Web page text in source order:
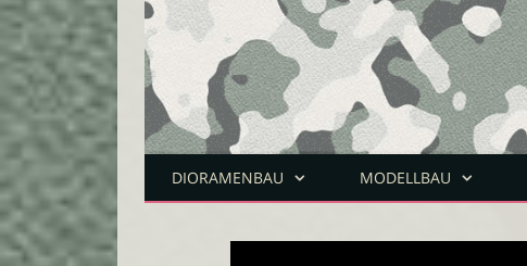
DIORAMENBAU MODELLBAU